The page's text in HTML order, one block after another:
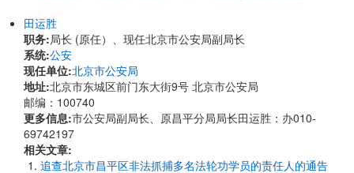
田运胜
职务:局长 (原任）、现任北京市公安局副局长
系统:公安
现任单位:北京市公安局
地址:北京市东城区前门东大街9号 北京市公安局
邮编：100740
更多信息:市公安局副局长、原昌平分局局长田运胜：办010-
69742197
相关文章:
追查北京市昌平区非法抓捕多名法轮功学员的责任人的通告